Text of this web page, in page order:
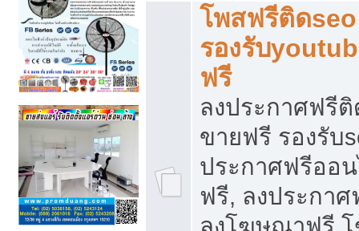
โพสฟรีติด
รองรับ
ฟรี
ลงประกาศฟรีติ
ขายฟรี รองรับ
ประกาศฟรีออ
ฟรี, ลงประกา